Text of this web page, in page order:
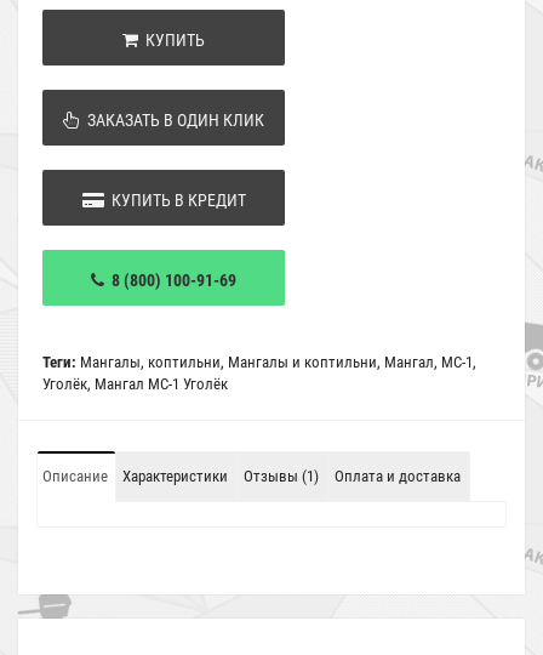
КУПИТЬ
ЗАКАЗАТЬ В ОДИН КЛИК
КУПИТЬ В КРЕДИТ
8 (800) 100-91-69
Теги: Мангалы, коптильни, Мангалы и коптильни, Мангал, МС-1 ,
Уголёк, Мангал МС-1 Уголёк
Описание Характеристики Отзывы (1) Оплата и доставка